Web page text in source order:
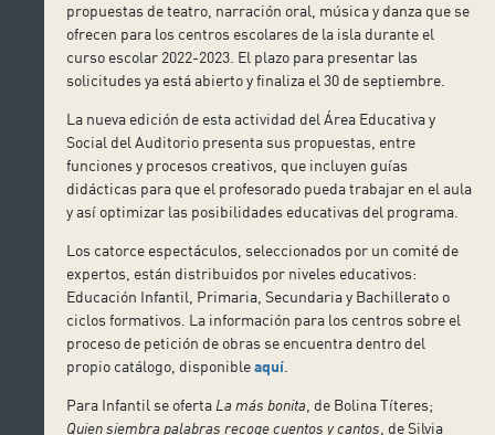
propuestas de teatro, narración oral, música y danza que se
ofrecen para los centros escolares de la isla durante el
curso escolar 2022-2023. El plazo para presentar las
solicitudes ya está abierto y finaliza el 30 de septiembre.
La nueva edición de esta actividad del Área Educativa y
Social del Auditorio presenta sus propuestas, entre
funciones y procesos creativos, que incluyen guías
didácticas para que el profesorado pueda trabajar en el aula
y así optimizar las posibilidades educativas del programa.
Los catorce espectáculos, seleccionados por un comité de
expertos, están distribuidos por niveles educativos:
Educación Infantil, Primaria, Secundaria y Bachillerato o
ciclos formativos. La información para los centros sobre el
proceso de petición de obras se encuentra dentro del
propio catálogo, disponibleaquí
Para Infantil se oferta La más bonita , de Bolina Títeres;
Quien siembra palabras recoge cuentos y cantos , de Silvia